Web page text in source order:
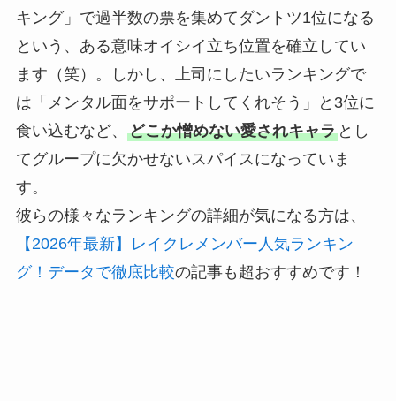
キング」で過半数の票を集めてダントツ1位になる
という、ある意味オイシイ立ち位置を確立してい
ます（笑）。しかし、上司にしたいランキングで
は「メンタル面をサポートしてくれそう」と3位に
食い込むなど、 どこか憎めない愛されキャラとし
てグループに欠かせないスパイスになっていま
す。
彼らの様々なランキングの詳細が気になる方は、
【2026年最新】レイクレメンバー人気ランキン
グ！データで徹底比較の記事も超おすすめです！